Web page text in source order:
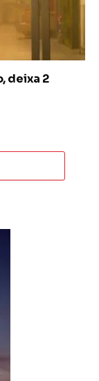
deixa 2